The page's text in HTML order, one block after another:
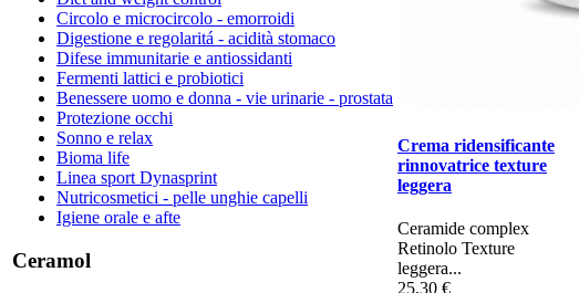
Circolo e microcircolo - emorroidi
Digestione e regolaritá - acidità stomaco
Difese immunitarie e antiossidanti
Fermenti lattici e probiotici
Benessere uomo e donna - vie urinarie - prostata
Protezione occhi
Sonno e relax
Bioma life
Linea sport Dynasprint
Nutricosmetici - pelle unghie capelli
Igiene orale e afte
Ceramol
Crema ridensificante
rinnovatrice texture
leggera
Ceramide complex
Retinolo Texture
leggera...
25,30 €